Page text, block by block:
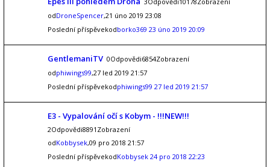
odDroneSpencer,21 úno 2019 23:08
Poslední příspěvekodborko369 23 úno 2019 20:09
GentlemaniTV 0Odpovědi6854Zobrazení
odphiwings99,27 led 2019 21:57
Poslední příspěvekodphiwings99 27 led 2019 21:57
E3 - Vypalování očí s Kobym - !!!NEW!!!
2Odpovědi8891Zobrazení
odKobbysek,09 pro 2018 21:57
Poslední příspěvekodKobbysek 24 pro 2018 22:23